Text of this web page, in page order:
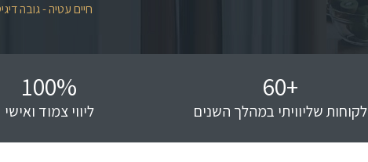
חיים עטיה - גובה
+
60
לקוחות שליוויתי במהלך השנים
%
100
ליווי צמוד ואישי